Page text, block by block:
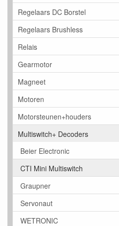
Regelaars DC Borstel
Regelaars Brushless
Relais
Gearmotor
Magneet
Motoren
Motorsteunen+houders
Multiswitch+ Decoders
Beier Electronic
CTI Mini Multiswitch
Graupner
Servonaut
WETRONIC